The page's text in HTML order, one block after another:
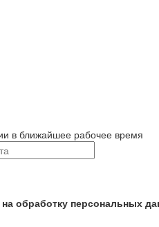
в ближайшее рабочее время
на обработку персональных